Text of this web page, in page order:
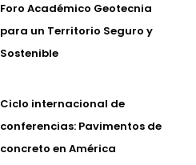
Foro Académico Geotecnia
para un Territorio Seguro y
Sostenible
Ciclo internacional de
conferencias: Pavimentos de
concreto en América